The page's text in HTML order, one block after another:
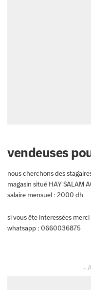
vendeuses
nous cherchons des
magasin situé HAY SALAM
salaire mensuel : 2000 dh
si vous ête interessées
whatsapp : 0660036875